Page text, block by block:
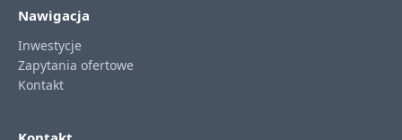
Nawigacja
Inwestycje
Zapytania ofertowe
Kontakt